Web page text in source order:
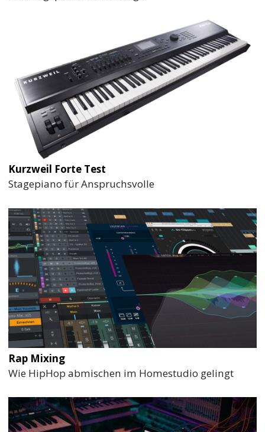
Kurzweil Forte Test
Stagepiano für Anspruchsvolle
Rap Mixing
Wie HipHop abmischen im Homestudio gelingt